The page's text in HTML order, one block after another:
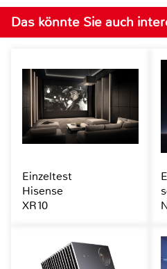
Das könnte Sie auch
Einzeltest
Hisense
XR10